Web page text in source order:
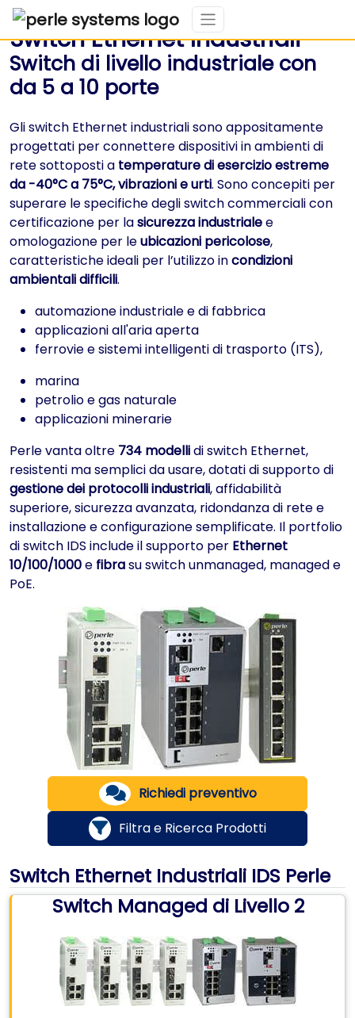
Switch Ethernet Industriali
Switch di livello industriale con
da 5 a 10 porte
Gli switch Ethernet industriali sono appositamente
progettati per connettere dispositivi in ambienti di
rete sottoposti a temperature di esercizio estreme
da -40°C a 75°C, vibrazioni e urti. Sono concepiti per
superare le specifiche degli switch commerciali con
certificazione per lasicurezza industrialee
omologazione per leubicazioni pericolose,
caratteristiche ideali per l’utilizzo incondizioni
ambientali difficili.
automazione industriale e di fabbrica
applicazioni all'aria aperta
ferrovie e sistemi intelligenti di trasporto (ITS),
marina
petrolio e gas naturale
applicazioni minerarie
Perle vanta oltre 734 modellidi switch Ethernet,
resistenti ma semplici da usare, dotati di supporto di
gestione dei protocolli industriali, affidabilità
superiore, sicurezza avanzata, ridondanza di rete e
installazione e configurazione semplificate. Il portfolio
di switch IDS include il supporto per Ethernet
10/100/1000e fibrasu switch unmanaged, managed e
PoE.
Richiedi preventivo
Filtra e Ricerca Prodotti
Switch Ethernet Industriali IDS Perle
Switch Managed di Livello 2